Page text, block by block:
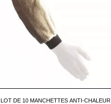
LOT DE 10 MANCHETTES ANTI-CHALEUR